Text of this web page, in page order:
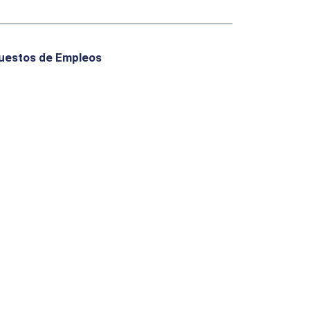
de Empleos